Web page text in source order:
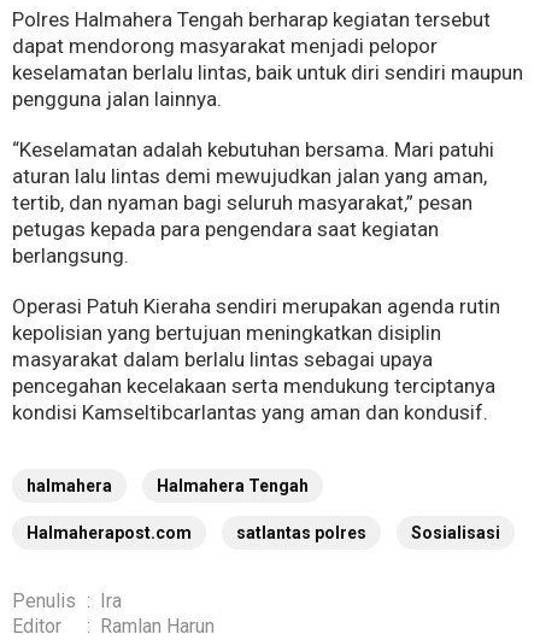
Polres Halmahera Tengah berharap kegiatan tersebut
dapat mendorong masyarakat menjadi pelopor
keselamatan berlalu lintas, baik untuk diri sendiri maupun
pengguna jalan lainnya.
“Keselamatan adalah kebutuhan bersama. Mari patuhi
aturan lalu lintas demi mewujudkan jalan yang aman,
tertib, dan nyaman bagi seluruh masyarakat,” pesan
petugas kepada para pengendara saat kegiatan
berlangsung.
Operasi Patuh Kieraha sendiri merupakan agenda rutin
kepolisian yang bertujuan meningkatkan disiplin
masyarakat dalam berlalu lintas sebagai upaya
pencegahan kecelakaan serta mendukung terciptanya
kondisi Kamseltibcarlantas yang aman dan kondusif.
halmahera Halmahera Tengah
Halmaherapost.com satlantas polres Sosialisasi
Penulis :
Ira
Editor
: Ramlan Harun